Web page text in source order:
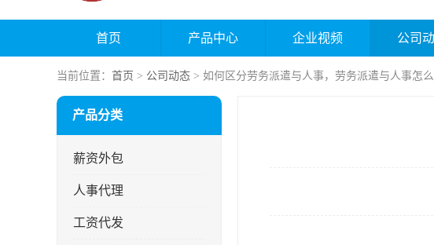
首页 产品中心 企业视频 公司
当前位置： 首页 > 公司动态 > 如何区分劳务派遣与人事，劳务派遣与人事怎么
产品分类
薪资外包
人事代理
工资代发